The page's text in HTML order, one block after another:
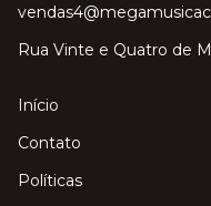
Rua Vinte e Quatro de
Início
Contato
Políticas